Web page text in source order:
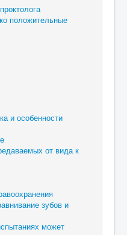
положительные
и особенности
от вида к
зубов и
может